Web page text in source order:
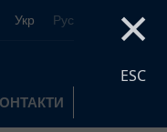
×
ESC
Укр Рус